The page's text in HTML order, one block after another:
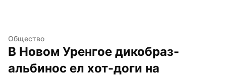
Общество
В Новом Уренгое дикобраз-
альбинос ел хот-доги на